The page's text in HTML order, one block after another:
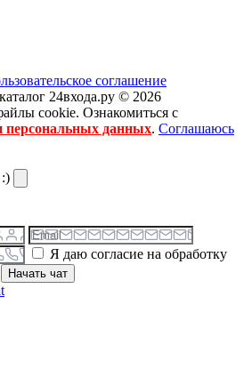
соглашение
24входа.ру © 2026
cookie. Ознакомиться с
персональных данных. Соглашаюсь
Я даю согласие на обработку
Начать чат